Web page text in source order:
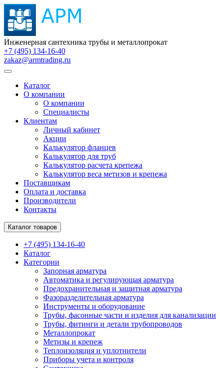
Инженерная сантехника трубы и металлопрокат
+7 (495) 134-16-40
zakaz@armtrading.ru
Каталог
О компании
О компании
Специалисты
Клиентам
Личный кабинет
Акции
Калькулятор фланцев
Калькулятор для труб
Калькулятор расчета крепежа
Калькулятор веса метизов и крепежа
Поставщикам
Оплата и доставка
Производители
Контакты
Каталог товаров
+7 (495) 134-16-40
Каталог
Категории
Запорная арматура
Автоматика и регулирующая арматура
Предохранительная и защитная арматура
Фазоразделительная арматура
Инструменты и оборудование
Трубы, фасонные части и изделия для канализации
Трубы, фитинги и детали трубопроводов
Металлопрокат
Метизы и крепеж
Теплоизоляция и уплотнители
Приборы учета и контроля